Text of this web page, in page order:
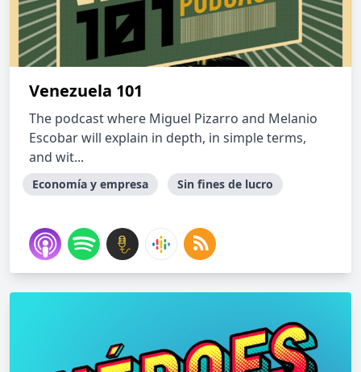
Venezuela 101
The podcast where Miguel Pizarro and Melanio
Escobar will explain in depth, in simple terms,
and wit...
Economía y empresa Sin fines de lucro